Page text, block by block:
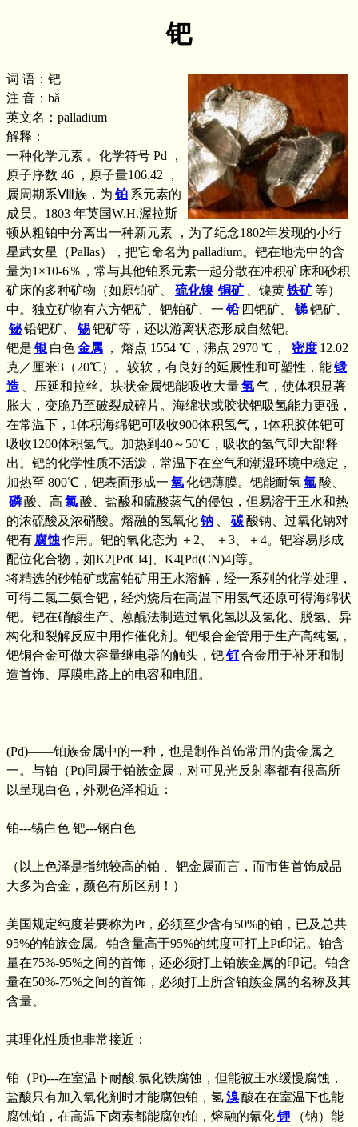
钯
词 语：钯
注 音：bǎ
英文名：palladium
解释：
一种化学元素 。化学符号 Pd ，
原子序数 46 ，原子量106.42 ，
属周期系Ⅷ族，为 铂 系元素的
成员。1803 年英国W.H.渥拉斯
顿从粗铂中分离出一种新元素 ，为了纪念1802年发现的小行
星武女星（Pallas），把它命名为 palladium。钯在地壳中的含
量为1×10-6％，常与其他铂系元素一起分散在冲积矿床和砂积
矿床的多种矿物（如原铂矿、
硫化镍 铜矿 、镍黄铁矿等）
中。独立矿物有六方钯矿、钯铂矿、一 铅 四钯矿、 锑钯矿、
铋铅钯矿、 锡钯矿等，还以游离状态形成自然钯。
钯是 银 白色金属 ， 熔点 1554 ℃，沸点 2970 ℃， 密度 12.02
克／厘米3（20℃）。较软，有良好的延展性和可塑性，能锻
造
、压延和拉丝。块状金属钯能吸收大量氢气，使体积显著
胀大，变脆乃至破裂成碎片。海绵状或胶状钯吸氢能力更强，
在常温下，1体积海绵钯可吸收900体积氢气，1体积胶体钯可
吸收1200体积氢气。加热到40～50℃，吸收的氢气即大部释
出。钯的化学性质不活泼，常温下在空气和潮湿环境中稳定，
加热至 800℃，钯表面形成一 氧化钯薄膜。钯能耐氢氟酸、
磷酸、高 氯酸、盐酸和硫酸蒸气的侵蚀，但易溶于王水和热
的浓硫酸及浓硝酸。熔融的氢氧化钠 碳酸钠、过氧化钠对
钯有 腐蚀 作用。钯的氧化态为 ＋2、 ＋3、＋4。钯容易形成
配位化合物，如K2[PdCl4]、K4[Pd(CN)4]等。
将精选的砂铂矿或富铂矿用王水溶解，经一系列的化学处理，
可得二氯二氨合钯，经灼烧后在高温下用氢气还原可得海绵状
钯。钯在硝酸生产、蒽醌法制造过氧化氢以及氢化、脱氢、异
构化和裂解反应中用作催化剂。钯银合金管用于生产高纯氢，
钯铜合金可做大容量继电器的触头，钯钌合金用于补牙和制
造首饰、厚膜电路上的电容和电阻。
(Pd)——铂族金属中的一种，也是制作首饰常用的贵金属之
一。与铂（Pt)同属于铂族金属，对可见光反射率都有很高所
以呈现白色，外观色泽相近：
铂---锡白色 钯---钢白色
（以上色泽是指纯较高的铂 、钯金属而言，而市售首饰成品
大多为合金，颜色有所区别！）
美国规定纯度若要称为Pt，必须至少含有50%的铂，已及总共
95%的铂族金属。铂含量高于95%的纯度可打上Pt印记。铂含
量在75%-95%之间的首饰，还必须打上铂族金属的印记。铂含
量在50%-75%之间的首饰，必须打上所含铂族金属的名称及其
含量。
其理化性质也非常接近：
铂（Pt)---在室温下耐酸.氯化铁腐蚀，但能被王水缓慢腐蚀，
盐酸只有加入氧化剂时才能腐蚀铂，氢溴酸在在室温下也能
腐蚀铂，在高温下卤素都能腐蚀铂，熔融的氰化钾
（钠）能